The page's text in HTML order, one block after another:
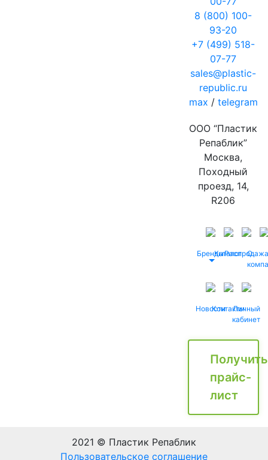
8 (800) 100-
93-20
+7 (499) 518-
07-77
sales@plastic-
republic.ru
max / telegram
ООО “Пластик
Репаблик”
Москва,
Походный
проезд, 14,
R206
БрендыКаталог
Распродажа
О
НовостиКонтактыЛичный
кабинет
Получить
прайс-
лист
2021 © Пластик Репаблик
Пользовательское соглашение